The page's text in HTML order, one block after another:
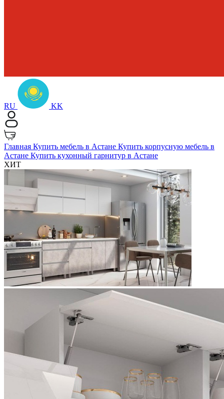
RU KK
Главная Купить мебель в Астане Купить корпусную мебель в
Астане Купить кухонный гарнитур в Астане
ХИТ